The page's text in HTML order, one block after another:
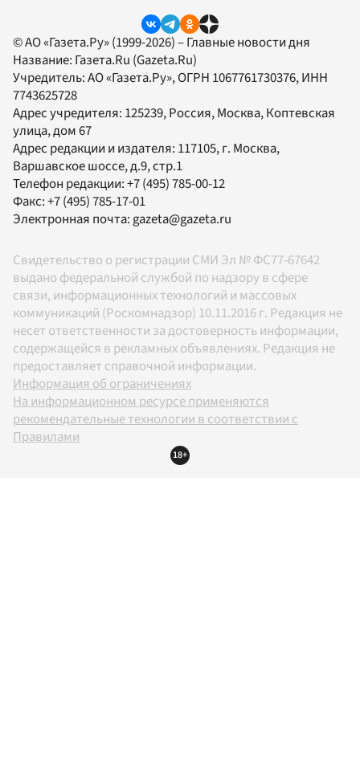
© АО «Газета.Ру» (1999-2026) – Главные новости дня
Название: Газета.Ru (Gazeta.Ru)
Учредитель:АО «Газета.Ру», ОГРН 1067761730376, ИНН
7743625728
Адрес учредителя: 125239, Россия, Москва, Коптевская
улица, дом 67
Адрес редакции и издателя: 117105, г. Москва,
Варшавское шоссе, д.9, стр.1
Телефон редакции:+7 (495) 785-00-12
Факс:+7 (495) 785-17-01
Электронная почта:gazeta@gazeta.ru
Свидетельство о регистрации СМИ Эл № ФС77-67642
выдано федеральной службой по надзору в сфере
связи, информационных технологий и массовых
коммуникаций (Роскомнадзор) 10.11.2016 г. Редакция не
несет ответственности за достоверность информации,
содержащейся в рекламных объявлениях. Редакция не
предоставляет справочной информации.
Информация об ограничениях
На информационном ресурсе применяются
рекомендательные технологии в соответствии с
Правилами
18+